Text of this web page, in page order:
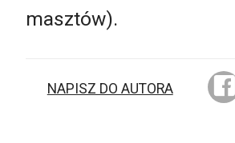
masztów).
NAPISZ DO AUTORA